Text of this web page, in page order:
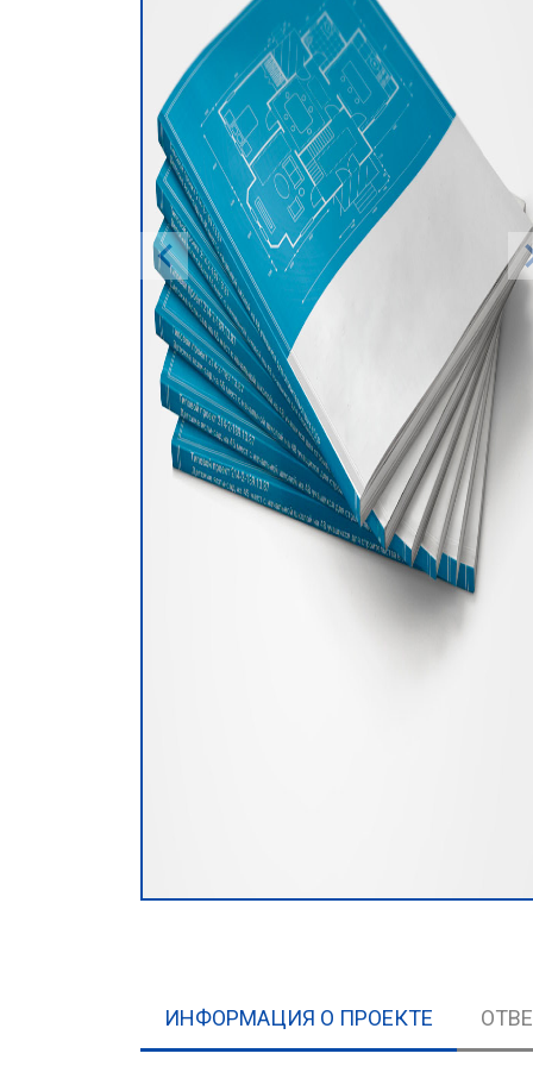
ИНФОРМАЦИЯ О ПРОЕКТЕ